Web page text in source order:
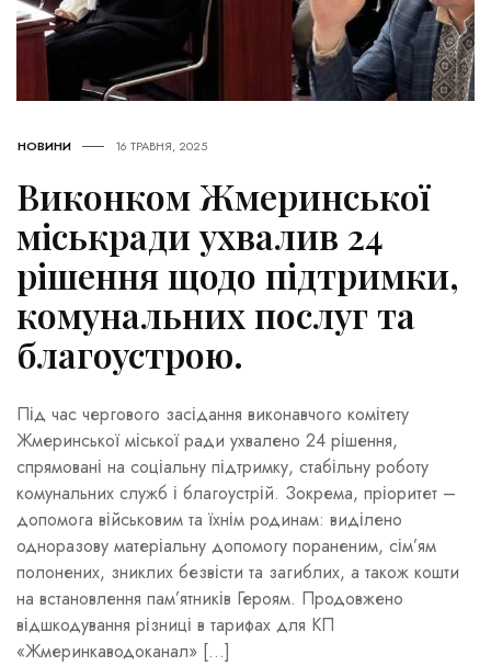
НОВИНИ 16 ТРАВНЯ, 2025
Виконком Жмеринської
міськради ухвалив 24
рішення щодо підтримки,
комунальних послуг та
благоустрою.
Під час чергового засідання виконавчого комітету
Жмеринської міської ради ухвалено 24 рішення,
спрямовані на соціальну підтримку, стабільну роботу
комунальних служб і благоустрій. Зокрема, пріоритет –
допомога військовим та їхнім родинам: виділено
одноразову матеріальну допомогу пораненим, сім’ям
полонених, зниклих безвісти та загиблих, а також кошти
на встановлення пам’ятників Героям. Продовжено
відшкодування різниці в тарифах для КП
«Жмеринкаводоканал» […]